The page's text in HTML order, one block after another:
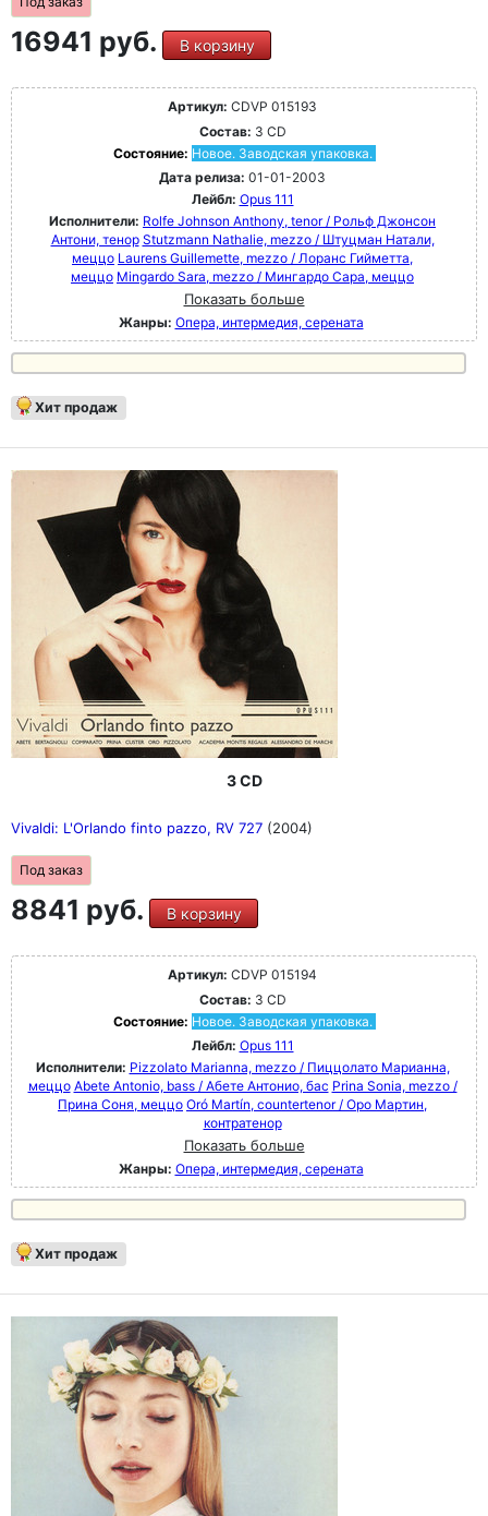
16941 руб. В корзину
Артикул: CDVP 015193
Состав: 3 CD
Состояние: Новое. Заводская упаковка.
Дата релиза: 01-01-2003
Лейбл: Opus 111
Исполнители: Rolfe Johnson Anthony, tenor / Рольф Джонсон
Антони, тенор Stutzmann Nathalie, mezzo / Штуцман Натали,
меццо Laurens Guillemette, mezzo / Лоранс Гийметта,
меццо Mingardo Sara, mezzo / Мингардо Сара, меццо
Показать больше
Жанры: Опера, интермедия, серената
Хит продаж
3 CD
Vivaldi: L'Orlando finto pazzo, RV 727 (2004)
Под заказ
8841 руб. В корзину
Артикул: CDVP 015194
Состав: 3 CD
Состояние: Новое. Заводская упаковка.
Лейбл: Opus 111
Исполнители: Pizzolato Marianna, mezzo / Пиццолато Марианна,
меццо Abete Antonio, bass / Абете Антонио, бас Prina Sonia, mezzo /
Прина Соня, меццо Oró Martín, countertenor / Оро Мартин,
контратенор
Показать больше
Жанры: Опера, интермедия, серената
Хит продаж